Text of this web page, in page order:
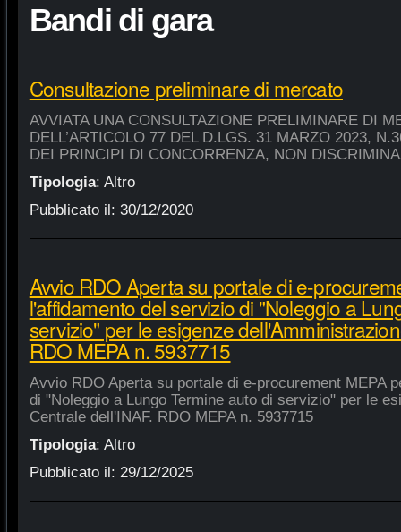
Bandi di gara
Consultazione preliminare di mercato
AVVIATA UNA CONSULTAZIONE PRELIMINARE DI
DELL’ARTICOLO 77 DEL D.LGS. 31 MARZO 2023,
DEI PRINCIPI DI CONCORRENZA, NON
Tipologia: Altro
Pubblicato il: 30/12/2020
Avvio RDO Aperta su portale di e-
l'affidamento del servizio di "Noleggio a
servizio" per le esigenze
RDO MEPA n. 5937715
Avvio RDO Aperta su portale di e-procurement MEPA
di "Noleggio a Lungo Termine auto di servizio" per le
Centrale dell'INAF. RDO MEPA n. 5937715
Tipologia: Altro
Pubblicato il: 29/12/2025